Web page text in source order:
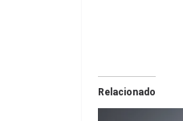
Relacionado